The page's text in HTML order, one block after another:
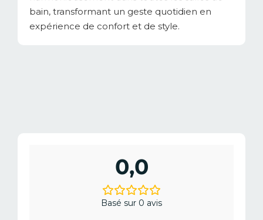
bain, transformant un geste quotidien en
expérience de confort et de style.
0,0
Basé sur 0 avis